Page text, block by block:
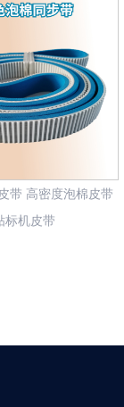
带 高密度泡棉皮带
标机皮带